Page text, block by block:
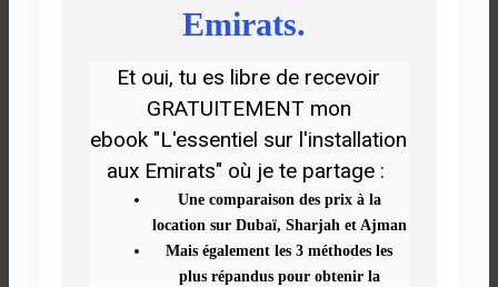
Emirats.
Et oui, tu es libre de recevoir
GRATUITEMENT mon
ebook "L'essentiel sur l'installation
aux Emirats" où je te partage :
Une comparaison des prix à la
location sur Dubaï, Sharjah et Ajman
Mais également les 3 méthodes les
plus répandus pour obtenir la